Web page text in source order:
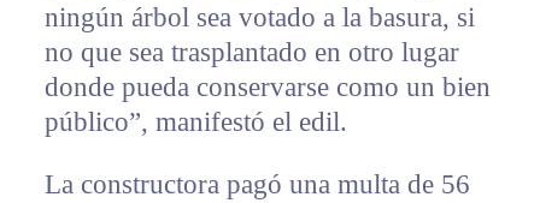
ningún árbol sea votado a la basura, si
no que sea trasplantado en otro lugar
donde pueda conservarse como un bien
público”, manifestó el edil.
La constructora pagó una multa de 56